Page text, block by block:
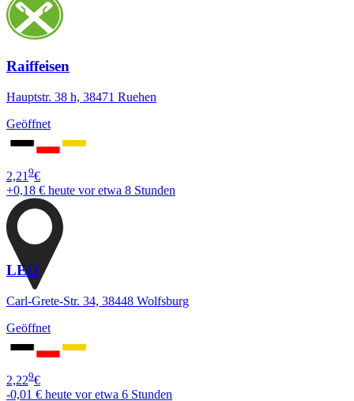
Raiffeisen
Hauptstr. 38 h, 38471 Ruehen
Geöffnet
2,21 9€
+0,18 € heute vor etwa 8 Stunden
LEO
Carl-Grete-Str. 34, 38448 Wolfsburg
Geöffnet
2,229€
-0,01 € heute vor etwa 6 Stunden